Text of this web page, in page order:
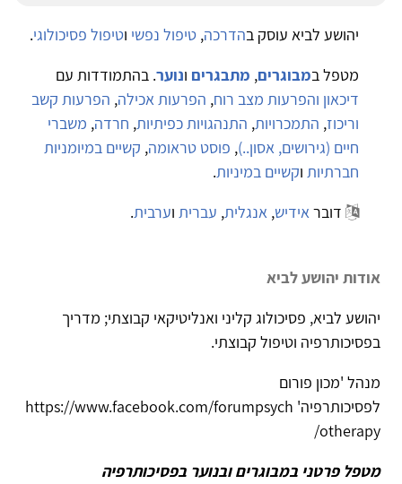
לביא עוסק בהדרכה,טיפול נפשיוטיפול פסיכולוגי.
מבוגרים,מתבגריםונוער. בהתמודדות עם
והפרעות מצב רוח,הפרעות אכילה,הפרעות קשב
התמכרויות,התנהגויות כפיתיות,חרדה,משברי
(גירושים, אסון..), פוסט טראומה ,קשיים במיומניות
וקשיים במיניות
דובראידיש,אנגלית,עבריתו ערבית.
יהושע לביא
לביא, פסיכולוג קליני ואנליטיקאי קבוצתי; מדריך
וטיפול קבוצתי.
'מכון פורום
לפסיכותרפיה' https://www.facebook.com/forumpsych
פרטני במבוגרים ובנוער בפסיכותרפיה